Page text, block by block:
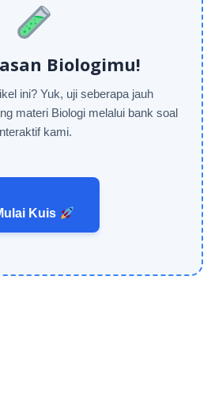
Biologimu!
ini? Yuk, uji seberapa jauh
materi Biologi melalui bank soal
kami.
Kuis